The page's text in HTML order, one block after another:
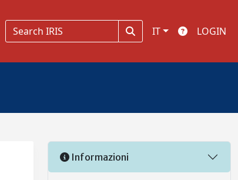
IT LOGIN
Informazioni